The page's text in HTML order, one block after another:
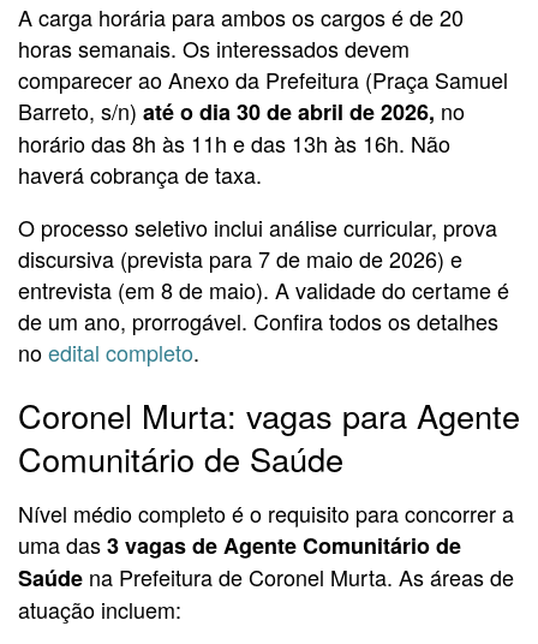
A carga horária para ambos os cargos é de 20
horas semanais. Os interessados devem
comparecer ao Anexo da Prefeitura (Praça Samuel
Barreto, s/n) até o dia 30 de abril de 2026, no
horário das 8h às 11h e das 13h às 16h. Não
haverá cobrança de taxa.
O processo seletivo inclui análise curricular, prova
discursiva (prevista para 7 de maio de 2026) e
entrevista (em 8 de maio). A validade do certame é
de um ano, prorrogável. Confira todos os detalhes
noedital completo.
Coronel Murta: vagas para Agente
Comunitário de Saúde
Nível médio completo é o requisito para concorrer a
uma das3 vagas de Agente Comunitário de
Saúde na Prefeitura de Coronel Murta. As áreas de
atuação incluem: